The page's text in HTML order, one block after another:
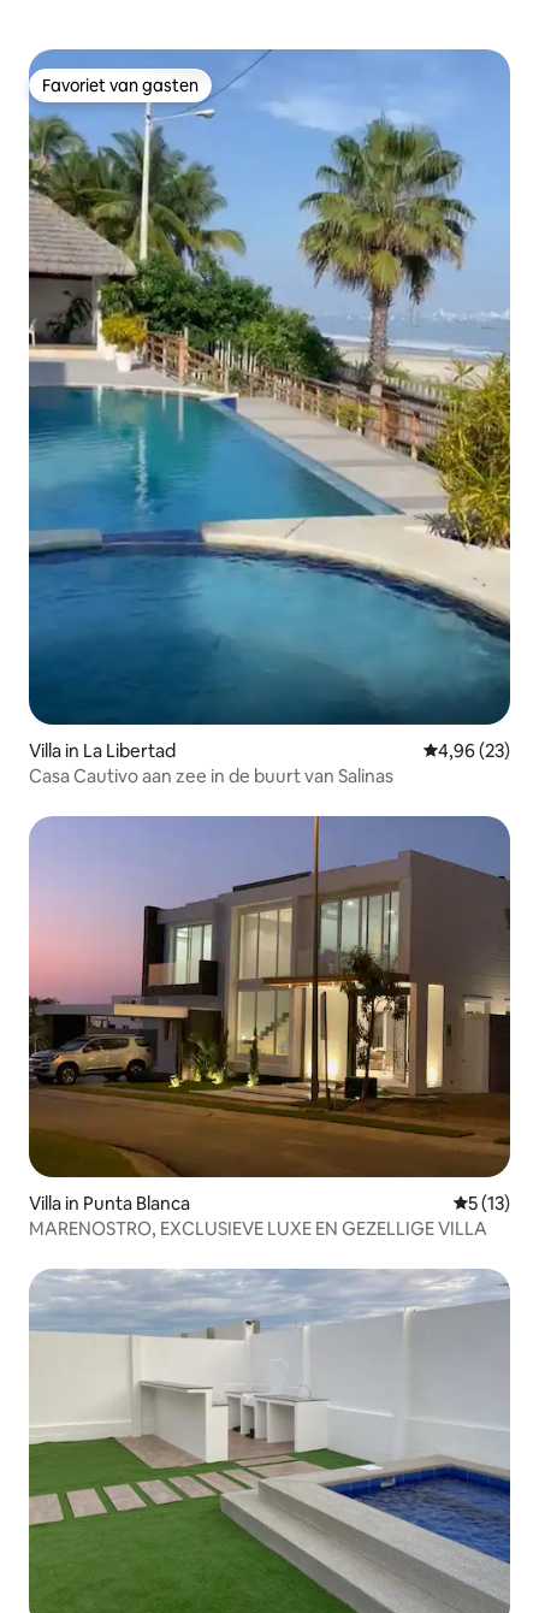
Favoriet van gasten
Favoriet van gasten
Villa in La Libertad Gemiddelde
4,96 (23)
Casa Cautivo aan zee in de buurt van Salinas
Villa in Punta Blanca
5 (13)
MARENOSTRO, EXCLUSIEVE LUXE EN GEZELLIGE VILLA